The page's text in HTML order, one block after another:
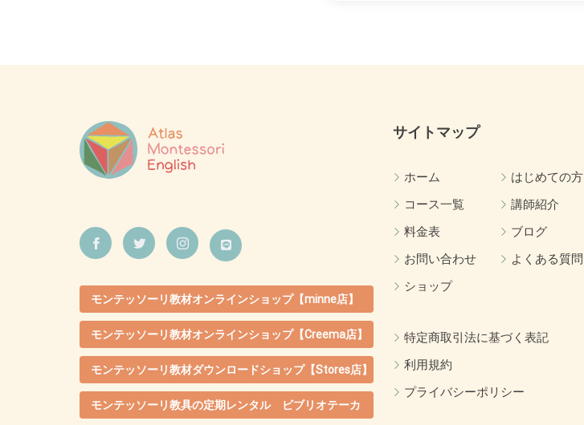
モンテッソーリ教材オンラインショップ【minne店】
モンテッソーリ教材オンラインショップ【Creema店】
モンテッソーリ教材ダウンロードショップ【Stores店】
モンテッソーリ教具の定期レンタル ビブリオテーカ
サイトマップ
ホーム
はじめての方
コース一覧
講師紹介
料金表
ブログ
お問い合わせ
よくある質問
ショップ
特定商取引法に基づく表記
利用規約
プライバシーポリシー